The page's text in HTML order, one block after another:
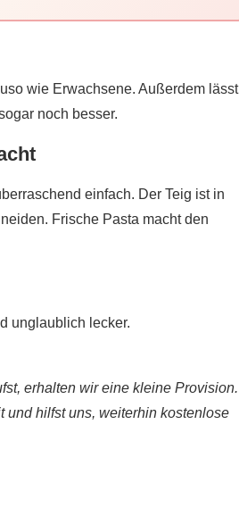
wie Erwachsene. Außerdem lässt
noch besser.
einfach. Der Teig ist in
Frische Pasta macht den
unglaublich lecker.
erhalten wir eine kleine Provision.
und hilfst uns, weiterhin kostenlose